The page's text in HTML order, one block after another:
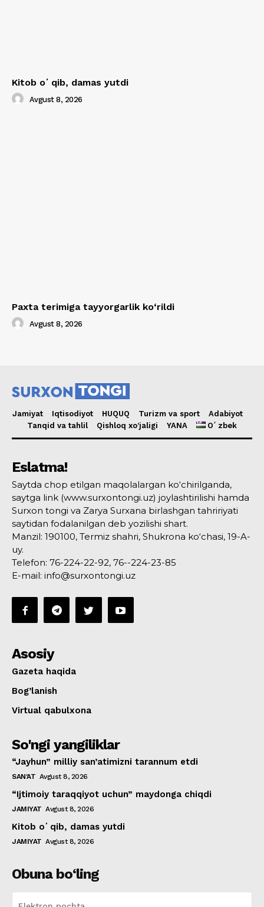
Kitob oʻqib, damas yutdi
Avgust 8, 2026
Paxta terimiga tayyorgarlik ko‘rildi
Avgust 8, 2026
Jamiyat Iqtisodiyot HUQUQ Turizm va sport
Adabiyot
Tanqid va tahlil
Qishloq xo’jaligi YANA Oʻzbek
Eslatma!
Saytda chop etilgan maqolalargan ko‘chirilganda,
saytga link (www.surxontongi.uz) joylashtirilishi hamda
Surxon tongi va Zarya Surxana birlashgan tahririyati
saytidan fodalanilgan deb yozilishi shart.
Manzil: 190100, Termiz shahri, Shukrona ko‘chasi, 19-A-
uy.
Telefon: 76-224-22-92, 76--224-23-85
E-mail: info@surxontongi.uz
Asosiy
Gazeta haqida
Bog’lanish
Virtual qabulxona
So'ngi yangiliklar
“Jayhun” milliy san’atimizni tarannum etdi
SAN'AT Avgust 8, 2026
“Ijtimoiy taraqqiyot uchun” maydonga chiqdi
JAMIYAT Avgust 8, 2026
Kitob oʻqib, damas yutdi
JAMIYAT Avgust 8, 2026
Obuna bo‘ling